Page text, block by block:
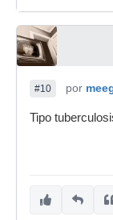
#10 por
Tipo